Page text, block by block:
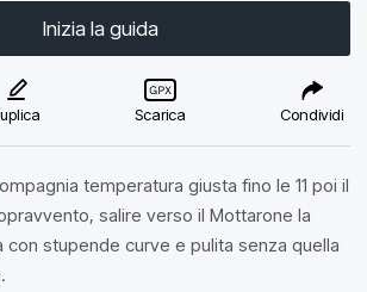
Inizia la guida
Scarica Condividi
temperatura giusta fino le 11 poi il
salire verso il Mottarone la
con stupende curve e pulita senza quella